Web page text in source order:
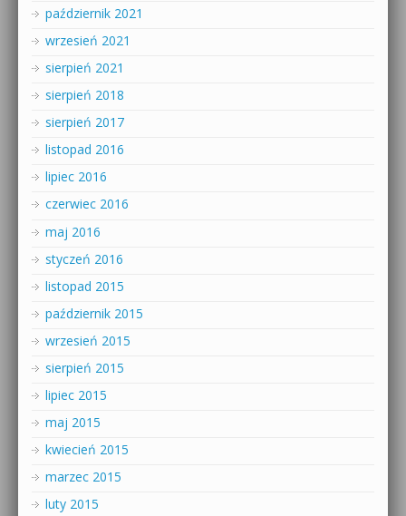
październik 2021
wrzesień 2021
sierpień 2021
sierpień 2018
sierpień 2017
listopad 2016
lipiec 2016
czerwiec 2016
maj 2016
styczeń 2016
listopad 2015
październik 2015
wrzesień 2015
sierpień 2015
lipiec 2015
maj 2015
kwiecień 2015
marzec 2015
luty 2015